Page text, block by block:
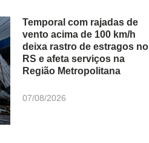
Temporal com rajadas de
vento acima de 100 km/h
deixa rastro de estragos no
RS e afeta serviços na
Região Metropolitana
07/08/2026